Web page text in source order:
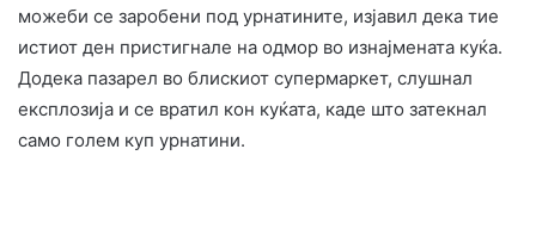
можеби се заробени под урнатините, изјавил дека тие
истиот ден пристигнале на одмор во изнајмената куќа.
Додека пазарел во блискиот супермаркет, слушнал
експлозија и се вратил кон куќата, каде што затекнал
само голем куп урнатини.